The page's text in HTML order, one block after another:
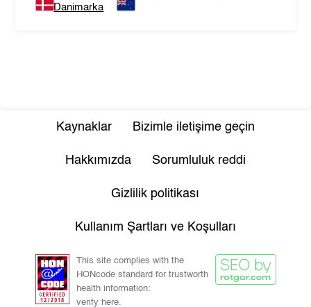
Danimarka
Kaynaklar Bizimle iletişime geçin
Hakkımızda Sorumluluk reddi
Gizlilik politikası
Kullanım Şartları ve Koşulları
This site complies with the
HONcode standard for trustworth
health information:
verify here.